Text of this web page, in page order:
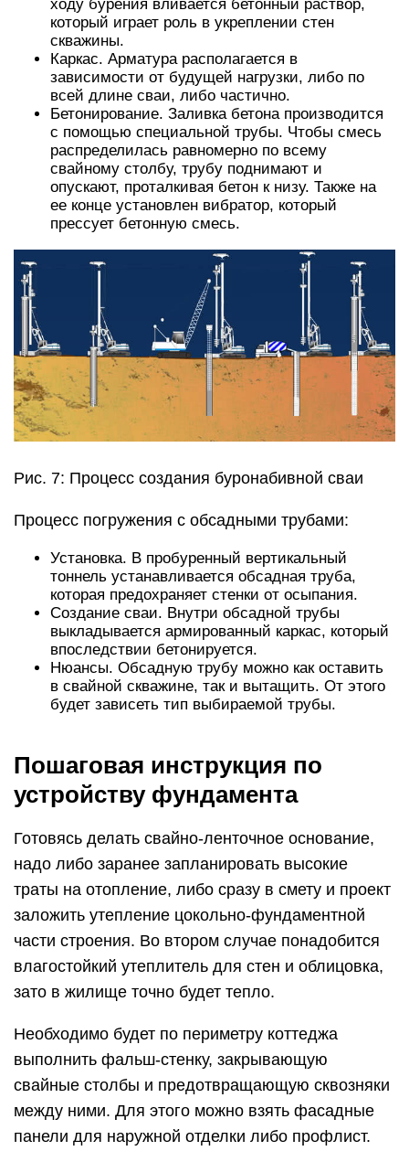
ходу бурения вливается бетонный раствор,
который играет роль в укреплении стен
скважины.
Каркас. Арматура располагается в
зависимости от будущей нагрузки, либо по
всей длине сваи, либо частично.
Бетонирование. Заливка бетона производится
с помощью специальной трубы. Чтобы смесь
распределилась равномерно по всему
свайному столбу, трубу поднимают и
опускают, проталкивая бетон к низу. Также на
ее конце установлен вибратор, который
прессует бетонную смесь.
Рис. 7: Процесс создания буронабивной сваи
Процесс погружения с обсадными трубами:
Установка. В пробуренный вертикальный
тоннель устанавливается обсадная труба,
которая предохраняет стенки от осыпания.
Создание сваи. Внутри обсадной трубы
выкладывается армированный каркас, который
впоследствии бетонируется.
Нюансы. Обсадную трубу можно как оставить
в свайной скважине, так и вытащить. От этого
будет зависеть тип выбираемой трубы.
Пошаговая инструкция по
устройству фундамента
Готовясь делать свайно-ленточное основание,
надо либо заранее запланировать высокие
траты на отопление, либо сразу в смету и проект
заложить утепление цокольно-фундаментной
части строения. Во втором случае понадобится
влагостойкий утеплитель для стен и облицовка,
зато в жилище точно будет тепло.
Необходимо будет по периметру коттеджа
выполнить фальш-стенку, закрывающую
свайные столбы и предотвращающую сквозняки
между ними. Для этого можно взять фасадные
панели для наружной отделки либо профлист.